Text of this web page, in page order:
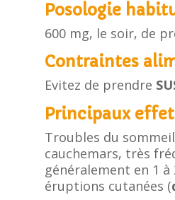
Posologie
600 mg, le soir, de
Contraintes
Evitez de prendre
Principaux
Troubles du
cauchemars, très
généralement en 1
éruptions cutanées (